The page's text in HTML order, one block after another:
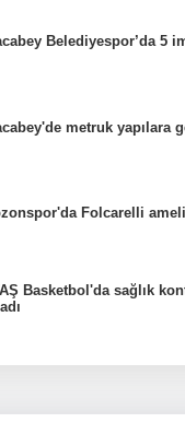
Belediyespor’da 5
metruk yapılara
Folcarelli
Basketbol'da sağlık